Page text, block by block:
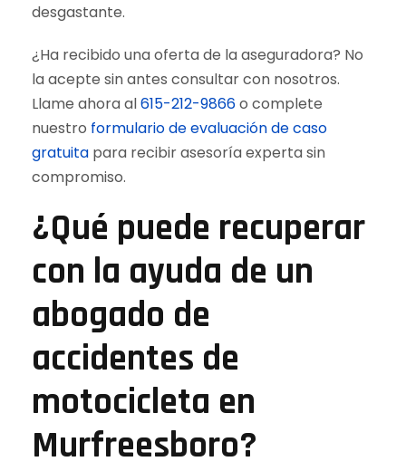
desgastante.
¿Ha recibido una oferta de la aseguradora? No
la acepte sin antes consultar con nosotros.
Llame ahora al615-212-9866o complete
nuestro formulario de evaluación de caso
gratuita para recibir asesoría experta sin
compromiso.
¿Qué puede recuperar
con la ayuda de un
abogado de
accidentes de
motocicleta en
Murfreesboro?